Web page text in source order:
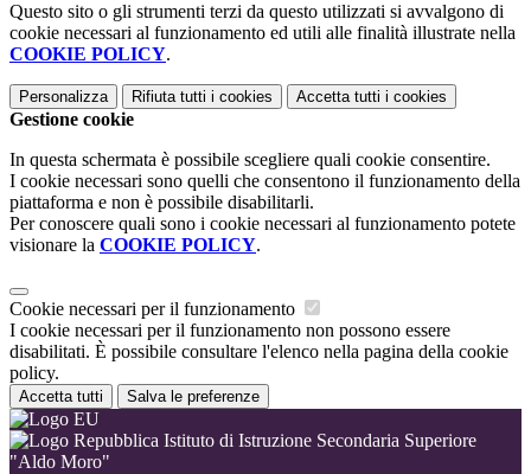
Questo sito o gli strumenti terzi da questo utilizzati si avvalgono di
cookie necessari al funzionamento ed utili alle finalità illustrate nella
COOKIE POLICY.
Personalizza Rifiuta tutti i cookies Accetta tutti i cookies
Gestione cookie
In questa schermata è possibile scegliere quali cookie consentire.
I cookie necessari sono quelli che consentono il funzionamento della
piattaforma e non è possibile disabilitarli.
Per conoscere quali sono i cookie necessari al funzionamento potete
visionare la COOKIE POLICY.
Cookie necessari per il funzionamento
I cookie necessari per il funzionamento non possono essere
disabilitati. È possibile consultare l'elenco nella pagina della cookie
policy.
Accetta tutti Salva le preferenze
Istituto di Istruzione Secondaria Superiore
"Aldo Moro"